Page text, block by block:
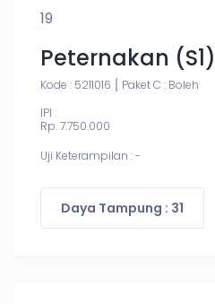
19
Peternakan (S1)
Kode : 5211016
Paket C : Boleh
IPI :
Rp. 7.750.000
Uji Keterampilan : -
Daya Tampung : 31